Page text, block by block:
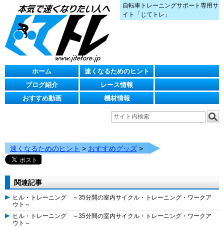
自転車トレーニングサポート専用サ
イト「じてトレ」
ホーム
速くなるためのヒント
ブログ紹介
レース情報
おすすめ動画
機材情報
速くなるためのヒント > おすすめグッズ >
関連記事
ヒル・トレーニング ～35分間の室内サイクル・トレーニング・ワークア
ウト～
ヒル・トレーニング ～35分間の室内サイクル・トレーニング・ワークア
ウト～